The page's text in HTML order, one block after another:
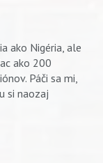
ako Nigéria, ale
ako 200
Páči sa mi,
si naozaj